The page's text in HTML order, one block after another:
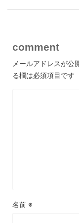
comment
メールアドレスが公
る欄は必須項目です
名前 ※